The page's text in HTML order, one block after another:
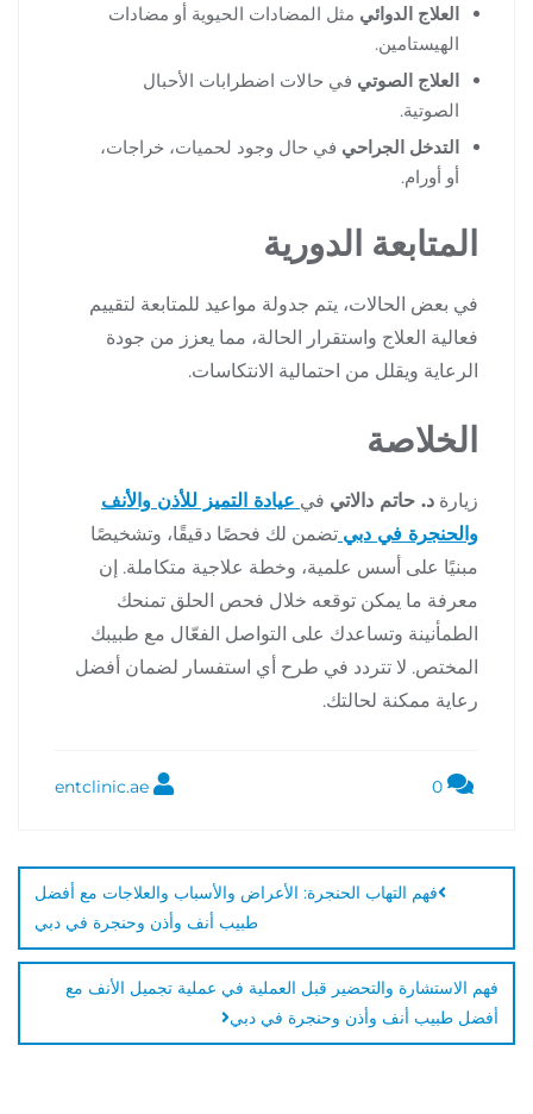
العلاج الدوائي مثل المضادات الحيوية أو مضادات
الهيستامين.
العلاج الصوتي في حالات اضطرابات الأحبال
الصوتية.
التدخل الجراحي في حال وجود لحميات، خراجات،
أو أورام.
المتابعة الدورية
في بعض الحالات، يتم جدولة مواعيد للمتابعة لتقييم
فعالية العلاج واستقرار الحالة، مما يعزز من جودة
الرعاية ويقلل من احتمالية الانتكاسات.
الخلاصة
زيارة د. حاتم دالاتي في عيادة التميز للأذن والأنف
والحنجرة في دبي تضمن لك فحصًا دقيقًا، وتشخيصًا
مبنيًا على أسس علمية، وخطة علاجية متكاملة. إن
معرفة ما يمكن توقعه خلال فحص الحلق تمنحك
الطمأنينة وتساعدك على التواصل الفعّال مع طبيبك
المختص. لا تتردد في طرح أي استفسار لضمان أفضل
رعاية ممكنة لحالتك.
فهم التهاب الحنجرة: الأعراض والأسباب والعلاجات مع أفضل
طبيب أنف وأذن وحنجرة في دبي
فهم الاستشارة والتحضير قبل العملية في عملية تجميل الأنف مع
أفضل طبيب أنف وأذن وحنجرة في دبي